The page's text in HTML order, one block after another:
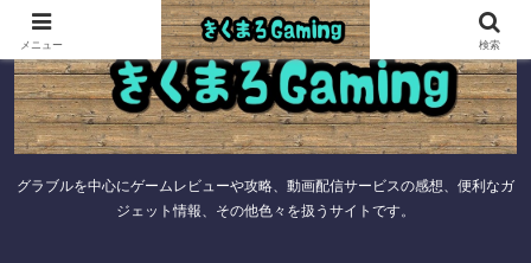
グラブルを中心にゲームレビューや攻略、動画配信サービスの感想、便利なガ
ジェット情報、その他色々を扱うサイトです。
メニュー 検索